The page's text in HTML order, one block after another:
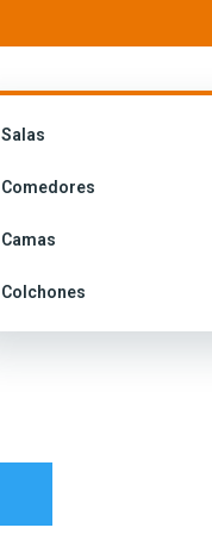
Salas
Comedores
Camas
Colchones